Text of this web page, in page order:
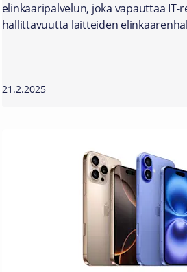
elinkaaripalvelun, joka vapauttaa IT-
hallittavuutta laitteiden
21.2.2025